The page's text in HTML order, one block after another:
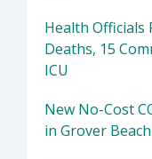
Health Officials
Deaths, 15
ICU
New No-Cost
in Grover Beach